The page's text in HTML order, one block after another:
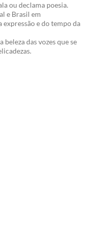
ou declama poesia.
e Brasil em
e do tempo da
das vozes que se